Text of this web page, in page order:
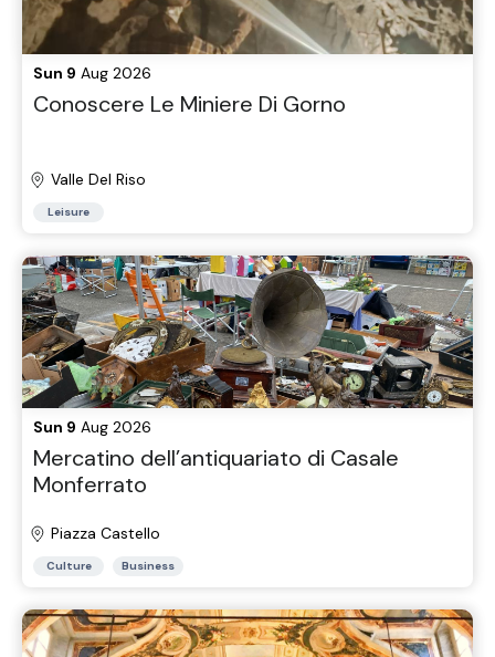
Sun 9 Aug 2026
Conoscere Le Miniere Di Gorno
Valle Del Riso
Leisure
Sun 9 Aug 2026
Mercatino dell’antiquariato di Casale
Monferrato
Piazza Castello
Culture Business